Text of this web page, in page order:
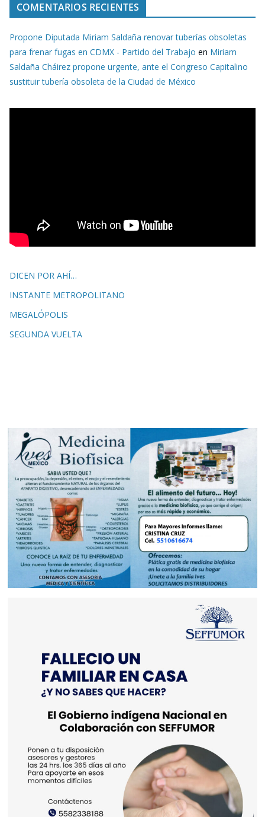
COMENTARIOS RECIENTES
Propone Diputada Miriam Saldaña renovar tuberías obsoletas
para frenar fugas en CDMX - Partido del Trabajo en Miriam
Saldaña Cháirez propone urgente, ante el Congreso Capitalino
sustituir tubería obsoleta de la Ciudad de México
DICEN POR AHÍ…
INSTANTE METROPOLITANO
MEGALÓPOLIS
SEGUNDA VUELTA